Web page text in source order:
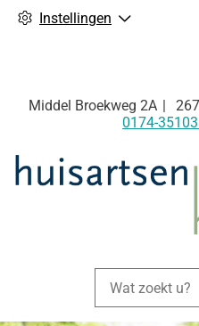
Instellingen
Middel Broekweg 2A
0174-